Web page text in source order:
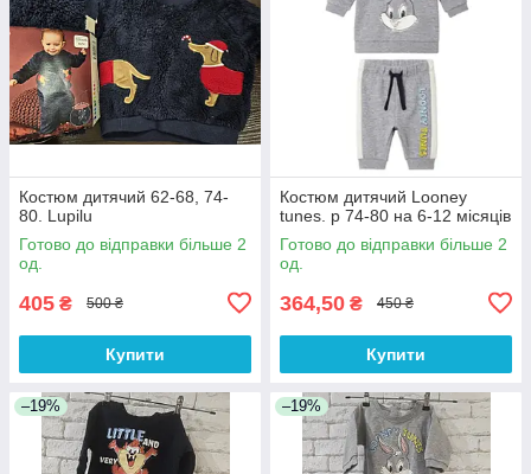
Костюм дитячий 62-68, 74-
80. Lupilu
Готово до відправки більше 2
од.
405 ₴ 500 ₴
Купити
Костюм дитячий Looney
tunes. р 74-80 на 6-12 місяців
Готово до відправки більше 2
од.
364,50 ₴ 450 ₴
Купити
–19% –19%